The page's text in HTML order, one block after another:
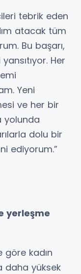
tebrik eden
atacak tüm
Bu başarı,
Her
Yeni
ve her bir
yolunda
dolu bir
ediyorum.”
yerleşme
göre kadın
daha yüksek